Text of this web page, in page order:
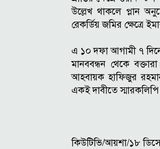
উল্লেখ থাকলে প্লান
রেকর্ডিয় জমির ক্ষেত্রে
এ ১০ দফা আগামী ৭
মানববন্ধন থেকে
আহবায়ক হাফিজুর
একই দাবীতে
কিউটিভি/আয়শা/১৮